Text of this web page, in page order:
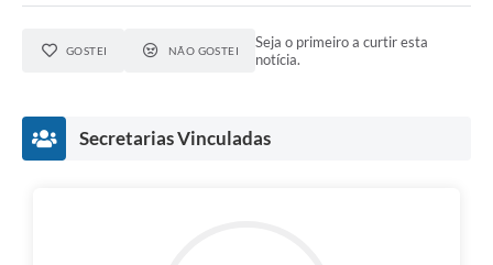
GOSTEI NÃO GOSTEI
Seja o primeiro a curtir esta
notícia.
Secretarias Vinculadas